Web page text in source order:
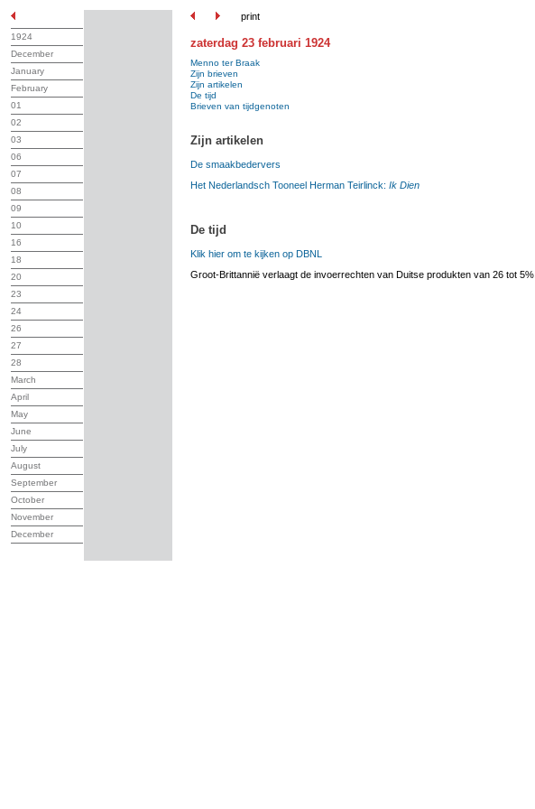
print
1924
December
January
February
01
02
03
06
07
08
09
10
16
18
20
23
24
26
27
28
March
April
May
June
July
August
September
October
November
December
zaterdag 23 februari 1924
Menno ter Braak
Zijn brieven
Zijn artikelen
De tijd
Brieven van tijdgenoten
Zijn artikelen
De smaakbedervers
Het Nederlandsch Tooneel Herman Teirlinck: Ik Dien
De tijd
Klik hier om te kijken op DBNL
Groot-Brittannië verlaagt de invoerrechten van Duitse produkten van 26 tot 5%.